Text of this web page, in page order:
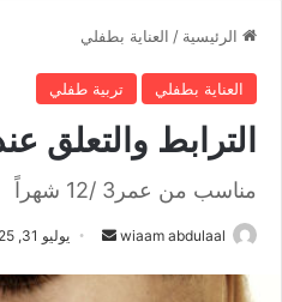
الرئيسية / العناية بطفلي
العناية بطفلي تربية طفلي
الترابط والتعلق
مناسب من عمر3 /12 شهراً
wiaam abdulaal يوليو 31, 2025